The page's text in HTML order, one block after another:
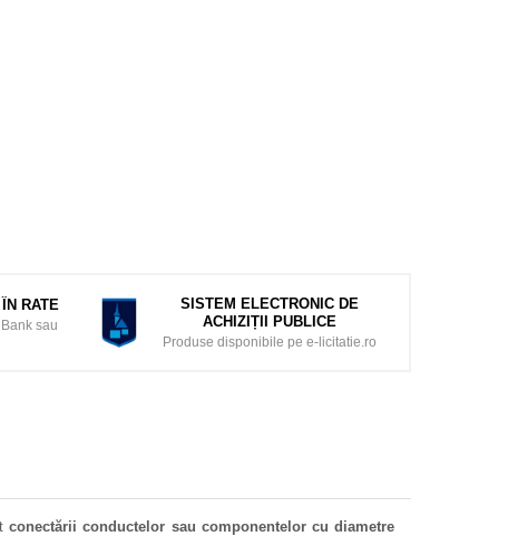
RATE
sau
SISTEM ELECTRONIC DE
ACHIZIȚII PUBLICE
Produse disponibile pe e-licitatie.ro
conectării conductelor sau componentelor cu diametre